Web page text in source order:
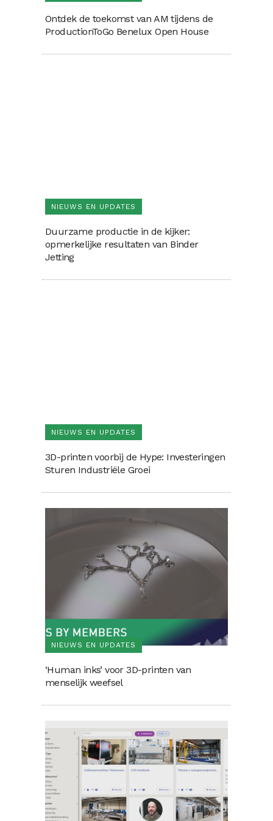
Ontdek de toekomst van AM tijdens de
ProductionToGo Benelux Open House
NIEUWS EN UPDATES
Duurzame productie in de kijker:
opmerkelijke resultaten van Binder
Jetting
NIEUWS EN UPDATES
3D-printen voorbij de Hype: Investeringen
Sturen Industriële Groei
NIEUWS EN UPDATES
‘Human inks’ voor 3D-printen van
menselijk weefsel